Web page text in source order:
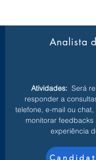
Analista
Atividades: Será
responder a
telefone, e-mail ou
monitorar feedbacks
experiência